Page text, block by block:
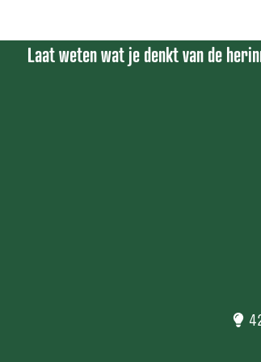
Laat weten wat je denkt van de